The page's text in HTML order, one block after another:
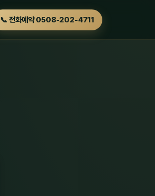
📞 전화예약 0508-202-4711